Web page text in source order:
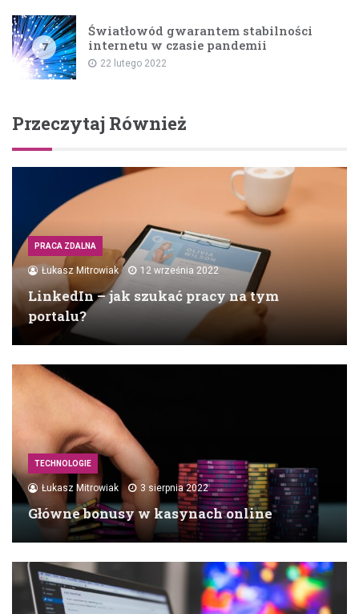
7
Światłowód gwarantem stabilności
internetu w czasie pandemii
22 lutego 2022
Przeczytaj Również
PRACA ZDALNA
Łukasz Mitrowiak 12 września 2022
LinkedIn – jak szukać pracy na tym
portalu?
TECHNOLOGIE
Łukasz Mitrowiak 3 sierpnia 2022
Główne bonusy w kasynach online